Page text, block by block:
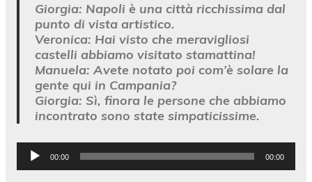
Giorgia: Napoli è una città ricchissima dal
punto di vista artistico.
Veronica: Hai visto che meravigliosi
castelli abbiamo visitato stamattina!
Manuela: Avete notato poi com’è solare la
gente qui in Campania?
Giorgia: Sì, finora le persone che abbiamo
incontrato sono state simpaticissime.
Audio-
Player
00:00 00:00